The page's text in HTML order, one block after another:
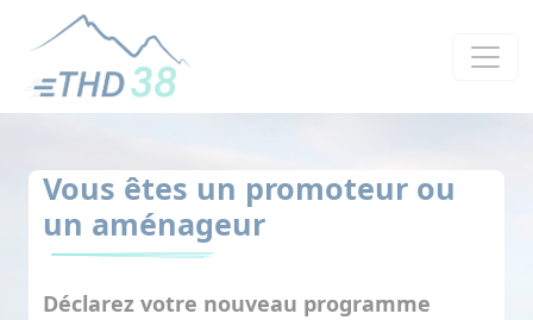
Vous êtes un promoteur ou
un aménageur
Déclarez votre nouveau programme
Panneau de gestion des cookies